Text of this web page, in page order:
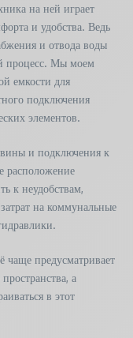
на ней играет
и удобства. Ведь
и отвода воды
процесс. Мы моем
емкости для
подключения
элементов.
и подключения к
расположение
к неудобствам,
на коммунальные
чаще предусматривает
а
в этот